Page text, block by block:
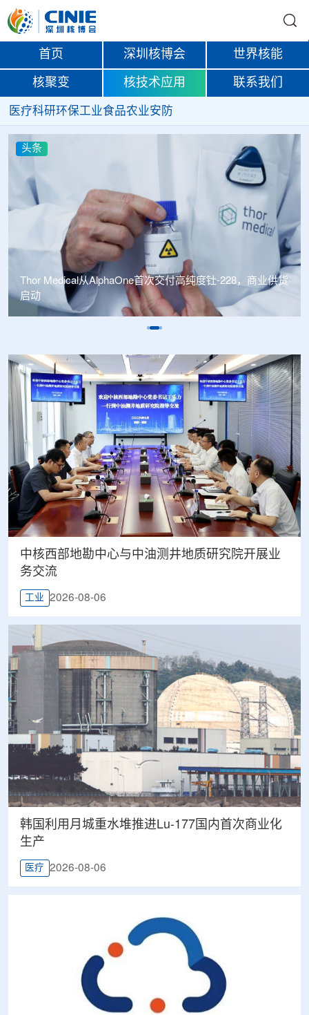
首页 深圳核博会 世界核能
核聚变 核技术应用 联系我们
医疗科研环保工业食品农业安防
头条
Thor Medical从AlphaOne首次交付高纯度钍-228，商业供货
启动
中核西部地勘中心与中油测井地质研究院开展业
务交流
工业 2026-08-06
韩国利用月城重水堆推进Lu-177国内首次商业化
生产
医疗 2026-08-06